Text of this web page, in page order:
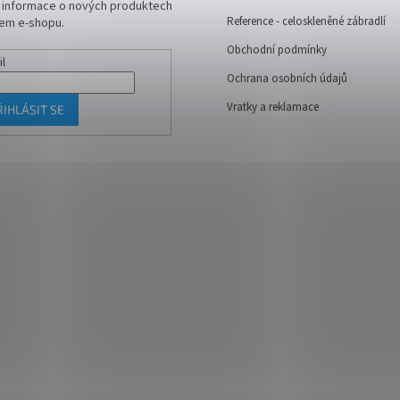
o nových produktech
e-shopu.
SE
Reference - celoskleněné zábradlí
Obchodní podmínky
Ochrana osobních údajů
Vratky a reklamace